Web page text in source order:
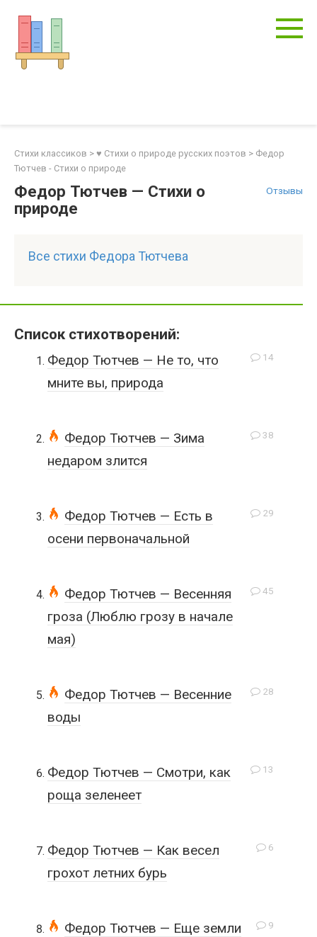
контенту
Стихи классиков > ♥ Стихи о природе русских поэтов > Федор
Тютчев - Стихи о природе
Отзывы
Федор Тютчев — Стихи о
природе
Все стихи Федора Тютчева
Список стихотворений:
14
Федор Тютчев — Не то, что
мните вы, природа
38
Федор Тютчев — Зима
недаром злится
29
Федор Тютчев — Есть в
осени первоначальной
45
Федор Тютчев — Весенняя
гроза (Люблю грозу в начале
мая)
28
Федор Тютчев — Весенние
воды
13
Федор Тютчев — Смотри, как
роща зеленеет
6
Федор Тютчев — Как весел
грохот летних бурь
9
Федор Тютчев — Еще земли